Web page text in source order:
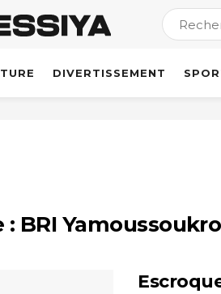
DIVERTISSEMENT
: BRI Yamoussoukro